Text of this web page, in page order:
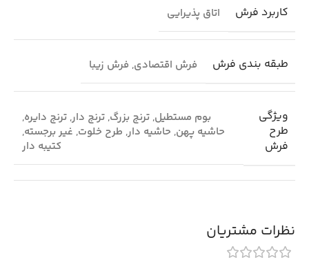
کاربرد فرش اتاق پذیرایی
طبقه بندی فرش فرش اقتصادی, فرش زیبا
ویژگی
طرح
فرش
بوم مستطیل, ترنج بزرگ, ترنج دار, ترنج دایره,
حاشیه پهن, حاشیه دار, طرح خلوت, غیر برجسته,
کتیبه دار
نظرات مشتریان